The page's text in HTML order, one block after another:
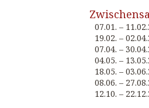
07.01. –
19.02. –
07.04. –
04.05. –
18.05. –
08.06. –
12.10. –